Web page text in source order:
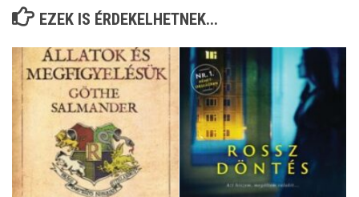
EZEK IS ÉRDEKELHETNEK...